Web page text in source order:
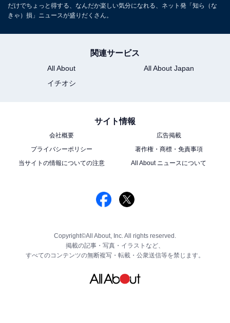
だけでちょっと得する、なんだか楽しい気分になれる、ネット発「知ら（な
きゃ）損」ニュースが盛りだくさん。
関連サービス
All About
All About Japan
イチオシ
サイト情報
会社概要
広告掲載
プライバシーポリシー
著作権・商標・免責事項
当サイトの情報についての注意
All About ニュースについて
Copyright©All About, Inc. All rights reserved.
掲載の記事・写真・イラストなど、
すべてのコンテンツの無断複写・転載・公衆送信等を禁じます。